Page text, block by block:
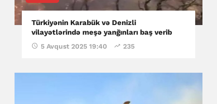
Türkiyənin Karabük və Denizli
vilayətlərində meşə yanğınları baş verib
5 Avqust 2025 19:40 235